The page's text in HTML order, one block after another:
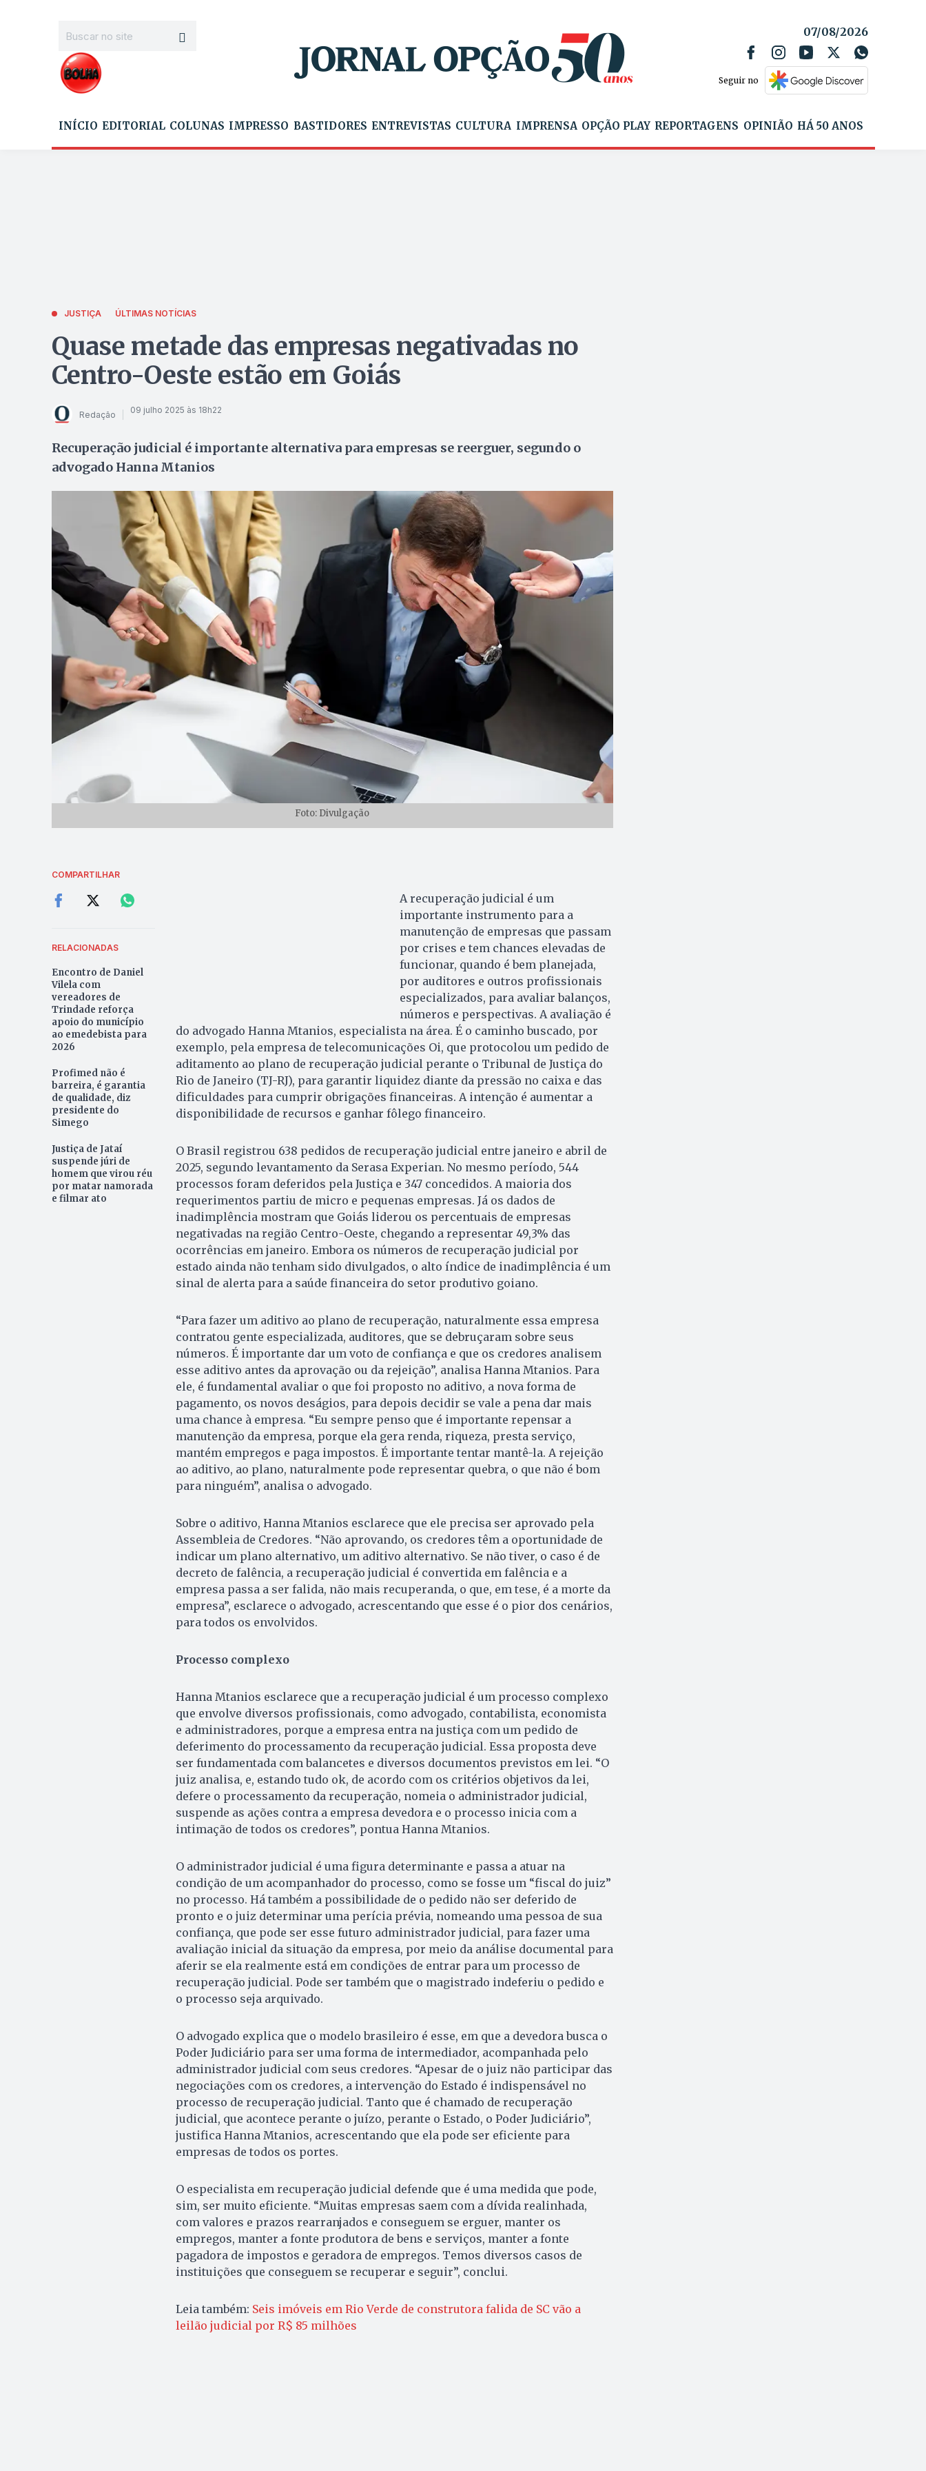
07/08/2026
Seguir no
INÍCIO EDITORIAL COLUNAS IMPRESSO BASTIDORES ENTREVISTAS CULTURA IMPRENSA OPÇÃO PLAY REPORTAGENS OPINIÃO HÁ 50 ANOS
JUSTIÇA ÚLTIMAS NOTÍCIAS
Quase metade das empresas negativadas no
Centro-Oeste estão em Goiás
Redação 09 julho 2025 às 18h22
Recuperação judicial é importante alternativa para empresas se reerguer, segundo o
advogado Hanna Mtanios
Foto: Divulgação
COMPARTILHAR
RELACIONADAS
Encontro de Daniel
Vilela com
vereadores de
Trindade reforça
apoio do município
ao emedebista para
2026
Profimed não é
barreira, é garantia
de qualidade, diz
presidente do
Simego
Justiça de Jataí
suspende júri de
homem que virou réu
por matar namorada
e filmar ato
A recuperação judicial é um
importante instrumento para a
manutenção de empresas que passam
por crises e tem chances elevadas de
funcionar, quando é bem planejada,
por auditores e outros profissionais
especializados, para avaliar balanços,
números e perspectivas. A avaliação é
do advogado Hanna Mtanios, especialista na área. É o caminho buscado, por
exemplo, pela empresa de telecomunicações Oi, que protocolou um pedido de
aditamento ao plano de recuperação judicial perante o Tribunal de Justiça do
Rio de Janeiro (TJ-RJ), para garantir liquidez diante da pressão no caixa e das
dificuldades para cumprir obrigações financeiras. A intenção é aumentar a
disponibilidade de recursos e ganhar fôlego financeiro.
O Brasil registrou 638 pedidos de recuperação judicial entre janeiro e abril de
2025, segundo levantamento da Serasa Experian. No mesmo período, 544
processos foram deferidos pela Justiça e 347 concedidos. A maioria dos
requerimentos partiu de micro e pequenas empresas. Já os dados de
inadimplência mostram que Goiás liderou os percentuais de empresas
negativadas na região Centro-Oeste, chegando a representar 49,3% das
ocorrências em janeiro. Embora os números de recuperação judicial por
estado ainda não tenham sido divulgados, o alto índice de inadimplência é um
sinal de alerta para a saúde financeira do setor produtivo goiano.
“Para fazer um aditivo ao plano de recuperação, naturalmente essa empresa
contratou gente especializada, auditores, que se debruçaram sobre seus
números. É importante dar um voto de confiança e que os credores analisem
esse aditivo antes da aprovação ou da rejeição”, analisa Hanna Mtanios. Para
ele, é fundamental avaliar o que foi proposto no aditivo, a nova forma de
pagamento, os novos deságios, para depois decidir se vale a pena dar mais
uma chance à empresa. “Eu sempre penso que é importante repensar a
manutenção da empresa, porque ela gera renda, riqueza, presta serviço,
mantém empregos e paga impostos. É importante tentar mantê-la. A rejeição
ao aditivo, ao plano, naturalmente pode representar quebra, o que não é bom
para ninguém”, analisa o advogado.
Sobre o aditivo, Hanna Mtanios esclarece que ele precisa ser aprovado pela
Assembleia de Credores. “Não aprovando, os credores têm a oportunidade de
indicar um plano alternativo, um aditivo alternativo. Se não tiver, o caso é de
decreto de falência, a recuperação judicial é convertida em falência e a
empresa passa a ser falida, não mais recuperanda, o que, em tese, é a morte da
empresa”, esclarece o advogado, acrescentando que esse é o pior dos cenários,
para todos os envolvidos.
Processo complexo
Hanna Mtanios esclarece que a recuperação judicial é um processo complexo
que envolve diversos profissionais, como advogado, contabilista, economista
e administradores, porque a empresa entra na justiça com um pedido de
deferimento do processamento da recuperação judicial. Essa proposta deve
ser fundamentada com balancetes e diversos documentos previstos em lei. “O
juiz analisa, e, estando tudo ok, de acordo com os critérios objetivos da lei,
defere o processamento da recuperação, nomeia o administrador judicial,
suspende as ações contra a empresa devedora e o processo inicia com a
intimação de todos os credores”, pontua Hanna Mtanios.
O administrador judicial é uma figura determinante e passa a atuar na
condição de um acompanhador do processo, como se fosse um “fiscal do juiz”
no processo. Há também a possibilidade de o pedido não ser deferido de
pronto e o juiz determinar uma perícia prévia, nomeando uma pessoa de sua
confiança, que pode ser esse futuro administrador judicial, para fazer uma
avaliação inicial da situação da empresa, por meio da análise documental para
aferir se ela realmente está em condições de entrar para um processo de
recuperação judicial. Pode ser também que o magistrado indeferiu o pedido e
o processo seja arquivado.
O advogado explica que o modelo brasileiro é esse, em que a devedora busca o
Poder Judiciário para ser uma forma de intermediador, acompanhada pelo
administrador judicial com seus credores. “Apesar de o juiz não participar das
negociações com os credores, a intervenção do Estado é indispensável no
processo de recuperação judicial. Tanto que é chamado de recuperação
judicial, que acontece perante o juízo, perante o Estado, o Poder Judiciário”,
justifica Hanna Mtanios, acrescentando que ela pode ser eficiente para
empresas de todos os portes.
O especialista em recuperação judicial defende que é uma medida que pode,
sim, ser muito eficiente. “Muitas empresas saem com a dívida realinhada,
com valores e prazos rearranjados e conseguem se erguer, manter os
empregos, manter a fonte produtora de bens e serviços, manter a fonte
pagadora de impostos e geradora de empregos. Temos diversos casos de
instituições que conseguem se recuperar e seguir”, conclui.
Leia também: Seis imóveis em Rio Verde de construtora falida de SC vão a
leilão judicial por R$ 85 milhões